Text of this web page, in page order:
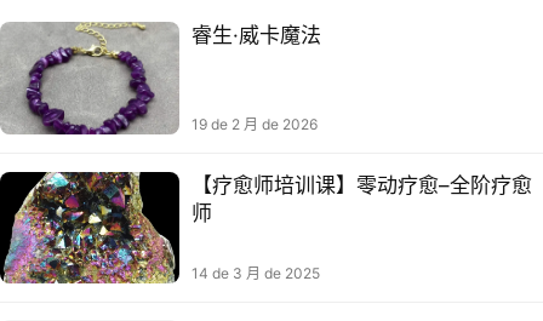
睿生·威卡魔法
19 de 2 月 de 2026
【疗愈师培训课】零动疗愈–全阶疗愈
师
14 de 3 月 de 2025